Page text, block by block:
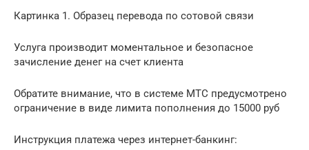
Картинка 1. Образец перевода по сотовой связи
Услуга производит моментальное и безопасное
зачисление денег на счет клиента
Обратите внимание, что в системе МТС предусмотрено
ограничение в виде лимита пополнения до 15000 руб
Инструкция платежа через интернет-банкинг: